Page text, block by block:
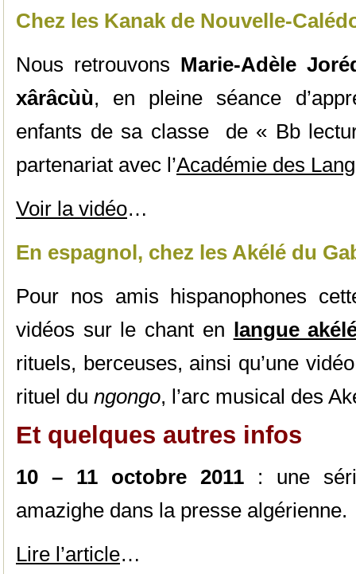
Chez les Kanak de Nouvelle-
Nous retrouvons Marie-Adèle
xârâcùù, en pleine séance
enfants de sa classe de « Bb
partenariat avec l’Académie des
Voir la vidéo…
En espagnol, chez les Akélé du
Pour nos amis hispanophones
vidéos sur le chant en langue
rituels, berceuses, ainsi qu’une
rituel du ngongo, l’arc musical des
Et quelques autres infos
10 – 11 octobre 2011 : une
amazighe dans la presse algérienne.
Lire l’article…